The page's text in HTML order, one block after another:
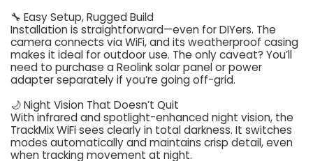
🔧 Easy Setup, Rugged Build
Installation is straightforward—even for DIYers. The
camera connects via WiFi, and its weatherproof casing
makes it ideal for outdoor use. The only caveat? You’ll
need to purchase a Reolink solar panel or power
adapter separately if you’re going off-grid.
🌙 Night Vision That Doesn’t Quit
With infrared and spotlight-enhanced night vision, the
TrackMix WiFi sees clearly in total darkness. It switches
modes automatically and maintains crisp detail, even
when tracking movement at night.